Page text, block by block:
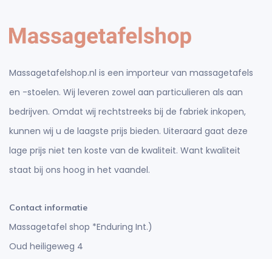
Massagetafelshop.nl is een importeur van massagetafels
en -stoelen. Wij leveren zowel aan particulieren als aan
bedrijven. Omdat wij rechtstreeks bij de fabriek inkopen,
kunnen wij u de laagste prijs bieden. Uiteraard gaat deze
lage prijs niet ten koste van de kwaliteit. Want kwaliteit
staat bij ons hoog in het vaandel.
Contact informatie
Massagetafel shop *Enduring Int.)
Oud heiligeweg 4